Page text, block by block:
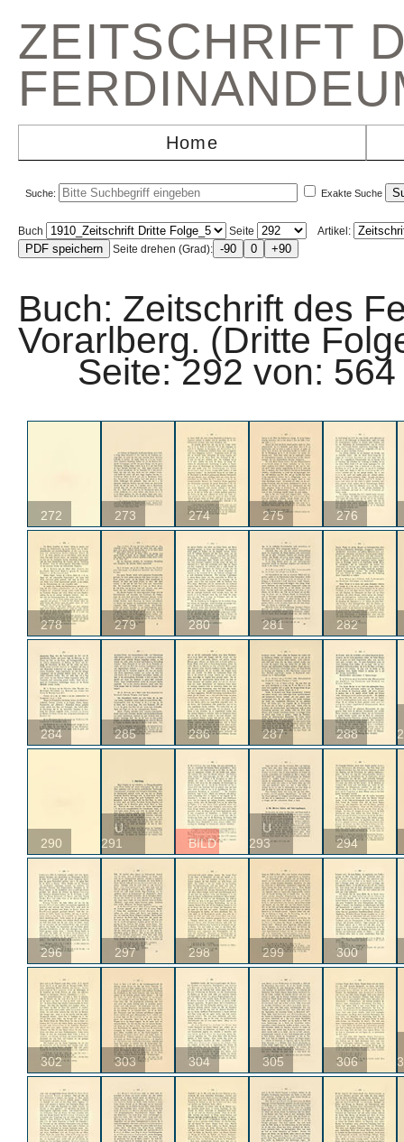
ZEITSCHRIFT
Home
Suche: Exakte Suche
Buch Seite
Artikel:
Seite drehen (Grad):
Buch: Zeitschrift des
Vorarlberg. (Dritte
Seite: 292 von:
272 273 274 275 276
278 279 280 281 282
284 285 286 287 288
290
U
291
BILD
U
293
294
296 297 298 299 300
302 303 304 305 306